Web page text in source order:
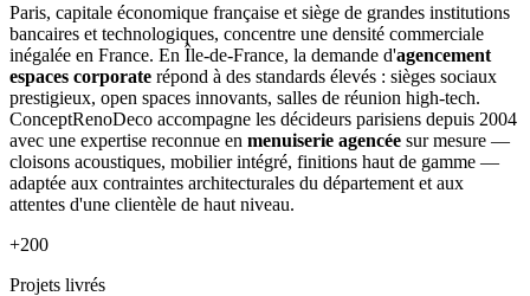
Paris, capitale économique française et siège de grandes institutions
bancaires et technologiques, concentre une densité commerciale
inégalée en France. En Île-de-France, la demande d'agencement
espaces corporate répond à des standards élevés : sièges sociaux
prestigieux, open spaces innovants, salles de réunion high-tech.
ConceptRenoDeco accompagne les décideurs parisiens depuis 2004
avec une expertise reconnue en menuiserie agencée sur mesure —
cloisons acoustiques, mobilier intégré, finitions haut de gamme —
adaptée aux contraintes architecturales du département et aux
attentes d'une clientèle de haut niveau.
+200
Projets livrés